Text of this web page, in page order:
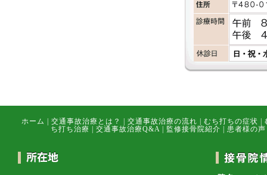
ホーム 交通事故治療とは？ 交通事故治療の流れ むち打ちの症状
ち打ち治療
交通事故治療Q&A 監修接骨院紹介 患者様の声